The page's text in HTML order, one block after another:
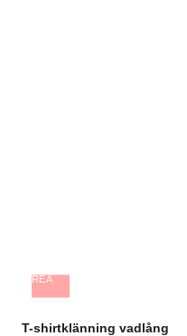
REA
T-shirtklänning vadlång